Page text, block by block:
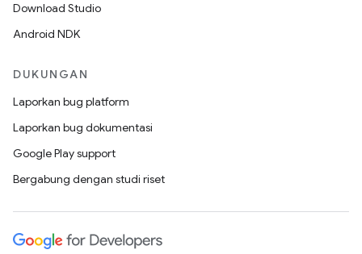
Download Studio
Android NDK
DUKUNGAN
Laporkan bug platform
Laporkan bug dokumentasi
Google Play support
Bergabung dengan studi riset